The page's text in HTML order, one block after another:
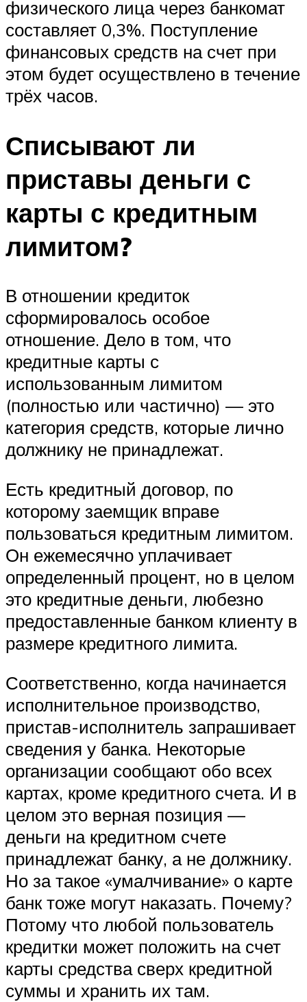
физического лица через банкомат
составляет 0,3%. Поступление
финансовых средств на счет при
этом будет осуществлено в течение
трёх часов.
Списывают ли
приставы деньги с
карты с кредитным
лимитом?
В отношении кредиток
сформировалось особое
отношение. Дело в том, что
кредитные карты с
использованным лимитом
(полностью или частично) — это
категория средств, которые лично
должнику не принадлежат.
Есть кредитный договор, по
которому заемщик вправе
пользоваться кредитным лимитом.
Он ежемесячно уплачивает
определенный процент, но в целом
это кредитные деньги, любезно
предоставленные банком клиенту в
размере кредитного лимита.
Соответственно, когда начинается
исполнительное производство,
пристав-исполнитель запрашивает
сведения у банка. Некоторые
организации сообщают обо всех
картах, кроме кредитного счета. И в
целом это верная позиция —
деньги на кредитном счете
принадлежат банку, а не должнику.
Но за такое «умалчивание» о карте
банк тоже могут наказать. Почему?
Потому что любой пользователь
кредитки может положить на счет
карты средства сверх кредитной
суммы и хранить их там.